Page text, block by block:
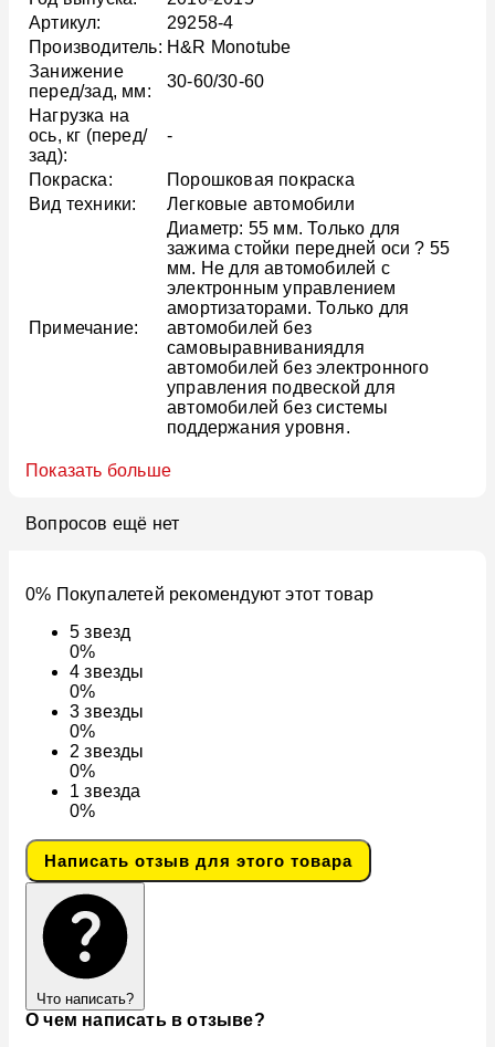
Артикул:
29258-4
Производитель: H&R Monotube
Занижение
перед/зад, мм:
30-60/30-60
Нагрузка на
ось, кг (перед/
зад):
-
Покраска:
Порошковая покраска
Вид техники:
Легковые автомобили
Примечание:
Диаметр: 55 мм. Только для
зажима стойки передней оси ? 55
мм. Не для автомобилей с
электронным управлением
амортизаторами. Только для
автомобилей без
самовыравниваниядля
автомобилей без электронного
управления подвеской для
автомобилей без системы
поддержания уровня.
Показать больше
Вопросов ещё нет
0% Покупалетей рекомендуют этот товар
5звезд
0%
4звезды
0%
3звезды
0%
2звезды
0%
1звезда
0%
Написать отзыв для этого товара
Что написать?
О чем написать в отзыве?